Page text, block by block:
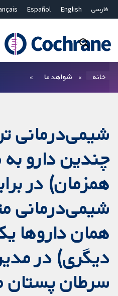
فارسی English
Español
Bahasa Malaysia
ไทย
繁體中文
خانه شواهد ما
شیمی‌درمانی
چندین دارو
همزمان) در
شیمی‌درمانی
همان داروها
دیگری) در
سرطان پستان